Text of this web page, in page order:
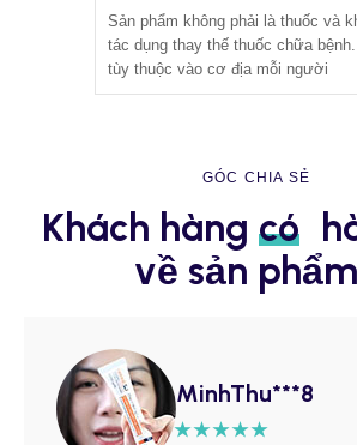
Sản phẩm không phải là thuốc và
tác dụng thay thế thuốc chữa
tùy thuộc vào cơ địa mỗi người
GÓC CHIA SẺ
Khách hàng có
về sản
MinhThu***8